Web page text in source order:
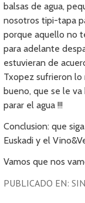
balsas de agua,
nosotros tipi-tapa
porque aquello no
para adelante
estuvieran de
Txopez sufrieron lo
bueno, que se le
parar el agua !!!
Conclusion: que
Euskadi y el
Vamos que nos
PUBLICADO EN: